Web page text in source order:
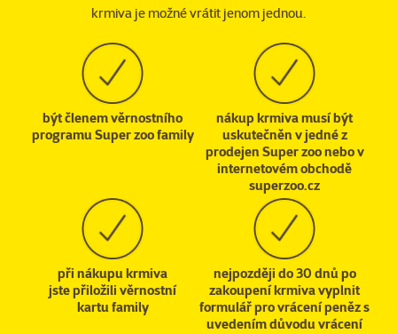
krmiva je možné vrátit jenom jednou.
být členem věrnostního
programu Super zoo family
nákup krmiva musí být
uskutečněn v jedné z
prodejen Super zoo nebo v
internetovém obchodě
superzoo.cz
při nákupu krmiva
jste přiložili věrnostní
kartu family
nejpozději do 30 dnů po
zakoupení krmiva vyplnit
formulář pro vrácení peněz s
uvedením důvodu vrácení